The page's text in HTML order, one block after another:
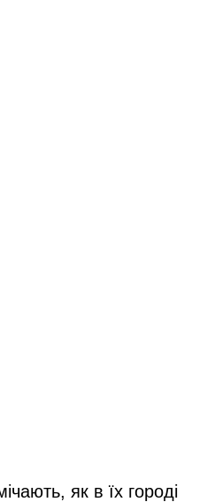
як в їх городі